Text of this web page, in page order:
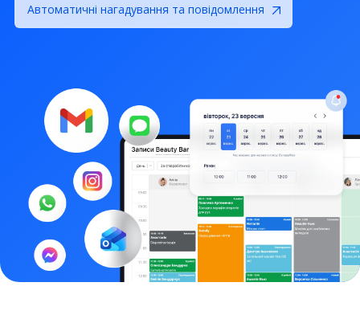
Автоматичні нагадування та повідомлення